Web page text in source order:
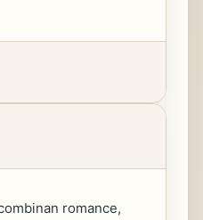
romance,